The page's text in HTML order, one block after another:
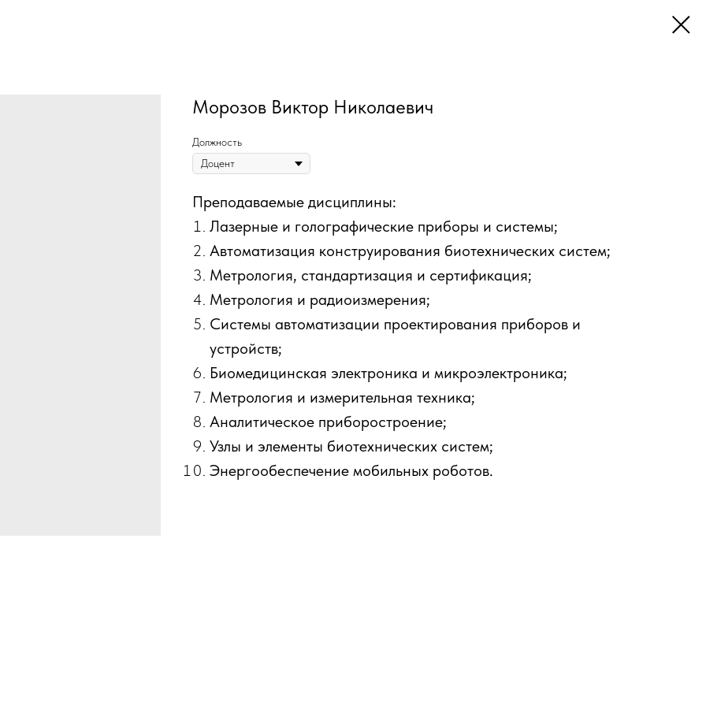
Морозов Виктор Николаевич
Должность
Преподаваемые дисциплины:
Лазерные и голографические приборы и системы;
Автоматизация конструирования биотехнических систем;
Метрология, стандартизация и сертификация;
Метрология и радиоизмерения;
Системы автоматизации проектирования приборов и
устройств;
Биомедицинская электроника и микроэлектроника;
Метрология и измерительная техника;
Аналитическое приборостроение;
Узлы и элементы биотехнических систем;
Энергообеспечение мобильных роботов.